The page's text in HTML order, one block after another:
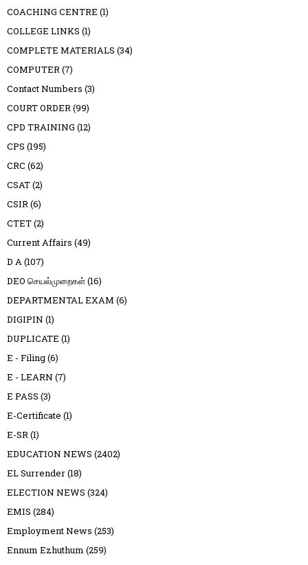
COACHING CENTRE (1)
COLLEGE LINKS (1)
COMPLETE MATERIALS (34)
COMPUTER(7)
Contact Numbers (3)
COURT ORDER(99)
CPD TRAINING (12)
CPS (195)
CRC (62)
CSAT(2)
CSIR(6)
CTET(2)
Current Affairs (49)
D A(107)
DEO செயல்முறைகள்(16)
DEPARTMENTAL EXAM (6)
DIGIPIN (1)
DUPLICATE (1)
E - Filing(6)
E - LEARN (7)
E PASS (3)
E-Certificate (1)
E-SR(1)
EDUCATION NEWS (2402)
EL Surrender(18)
ELECTION NEWS (324)
EMIS (284)
Employment News (253)
Ennum Ezhuthum (259)